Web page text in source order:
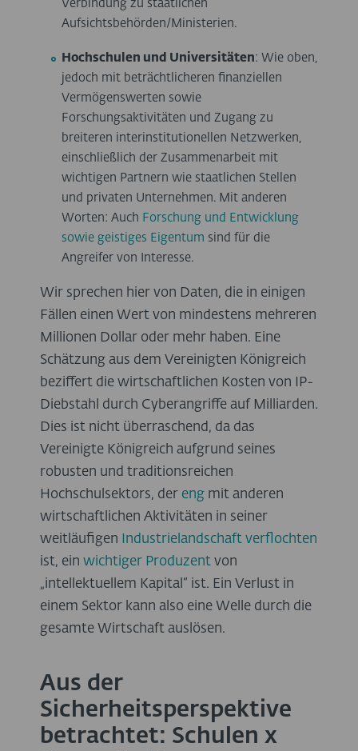
Verbindung zu staatlichen
Aufsichtsbehörden/Ministerien.
Hochschulen und Universitäten: Wie oben,
jedoch mit beträchtlicheren finanziellen
Vermögenswerten sowie
Forschungsaktivitäten und Zugang zu
breiteren interinstitutionellen Netzwerken,
einschließlich der Zusammenarbeit mit
wichtigen Partnern wie staatlichen Stellen
und privaten Unternehmen. Mit anderen
Worten: Auch Forschung und Entwicklung
sowie geistiges Eigentum sind für die
Angreifer von Interesse.
Wir sprechen hier von Daten, die in einigen
Fällen einen Wert von mindestens mehreren
Millionen Dollar oder mehr haben. Eine
Schätzung aus dem Vereinigten Königreich
beziffert die wirtschaftlichen Kosten von IP-
Diebstahl durch Cyberangriffe auf Milliarden.
Dies ist nicht überraschend, da das
Vereinigte Königreich aufgrund seines
robusten und traditionsreichen
Hochschulsektors, der eng mit anderen
wirtschaftlichen Aktivitäten in seiner
weitläufigen Industrielandschaft verflochten
ist, ein wichtiger Produzent von
„intellektuellem Kapital“ ist. Ein Verlust in
einem Sektor kann also eine Welle durch die
gesamte Wirtschaft auslösen.
Aus der
Sicherheitsperspektive
betrachtet: Schulen x